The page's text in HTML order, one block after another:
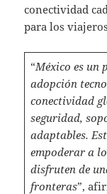
conectividad
para los
“México es un
adopción
conectividad
seguridad,
adaptables.
empoderar a
disfruten de
fronteras”,